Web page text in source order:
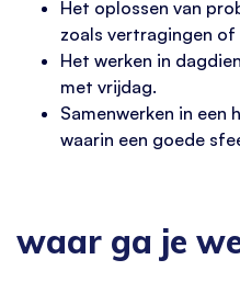
Het oplossen van
zoals vertragingen of
Het werken in
met vrijdag.
Samenwerken in een
waarin een goede
waar ga je